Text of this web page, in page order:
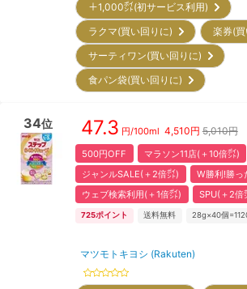
＋1,000㌽(初サービス利用)
ラクマ(買い回りに)
楽券(
サーティワン(買い回りに)
食パン袋(買い回りに)
34位 47.3 円/100ml 4,510円 5,010円
500円OFF
マラソン11店(＋10倍㌽)
ジャンルSALE(＋2倍㌽)
W勝利!勝っ
ウェブ検索利用(＋1倍㌽)
SPU(＋2倍
725ポイント 送料無料 28g×40個
マツモトキヨシ (Rakuten)